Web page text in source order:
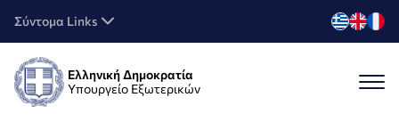
Σύντομα Links
Ελληνική Δημοκρατία
Υπουργείο Εξωτερικών